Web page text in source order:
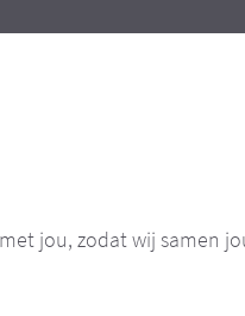
jou, zodat wij samen